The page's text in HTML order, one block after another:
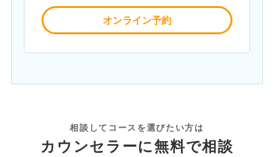
オンライン予約
相談してコースを選びたい方は
カウンセラーに無料で相談